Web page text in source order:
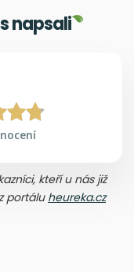
napsali
kteří u nás již
portálu heureka.cz